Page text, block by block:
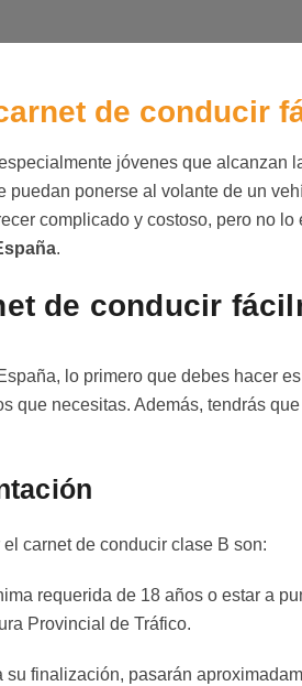
de conducir
jóvenes que alcanzan
puedan ponerse al volante de un
complicado y costoso, pero no lo
.
de conducir
lo primero que debes hacer
que necesitas. Además, tendrás
carnet de conducir clase B son:
requerida de 18 años o estar a
Provincial de Tráfico.
finalización, pasarán